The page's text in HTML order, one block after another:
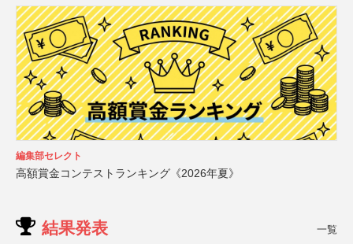
編集部セレクト
高額賞金コンテストランキング《2026年夏》
結果発表 一覧